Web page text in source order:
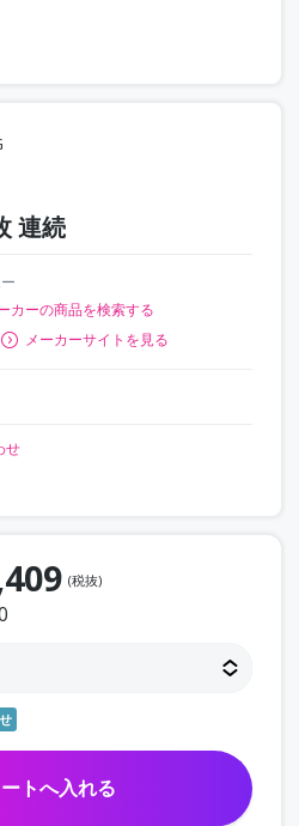
連続
カーの商品を検索する
メーカーサイトを見る
せ
(税抜)
トへ入れる